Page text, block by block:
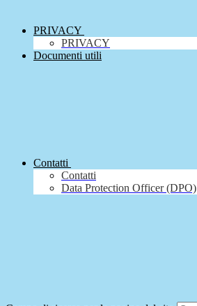
PRIVACY
PRIVACY
Documenti utili
Contatti
Contatti
Data Protection Officer (DPO)